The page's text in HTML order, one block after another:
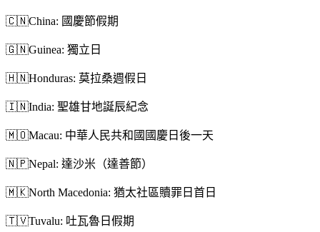
🇨🇳China: 國慶節假期
🇬🇳Guinea: 獨立日
🇭🇳Honduras: 莫拉桑週假日
🇮🇳India: 聖雄甘地誕辰紀念
🇲🇴Macau: 中華人民共和國國慶日後一天
🇳🇵Nepal: 達沙米（達善節）
🇲🇰North Macedonia: 猶太社區贖罪日首日
🇹🇻Tuvalu: 吐瓦魯日假期